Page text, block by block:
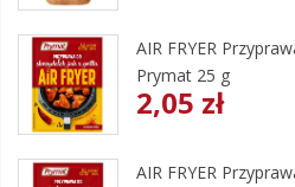
AIR FRYER
Prymat 25 g
2,05 zł
AIR FRYER